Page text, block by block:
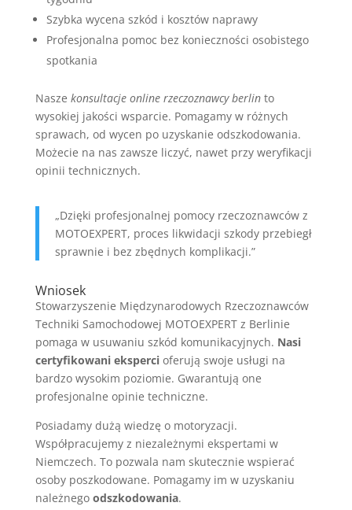
Szybka wycena szkód i kosztów naprawy
Profesjonalna pomoc bez konieczności osobistego
spotkania
Nasze konsultacje online rzeczoznawcy berlinto
wysokiej jakości wsparcie. Pomagamy w różnych
sprawach, od wycen po uzyskanie odszkodowania.
Możecie na nas zawsze liczyć, nawet przy weryfikacji
opinii technicznych.
„Dzięki profesjonalnej pomocy rzeczoznawców z
MOTOEXPERT, proces likwidacji szkody przebiegł
sprawnie i bez zbędnych komplikacji.”
Wniosek
Stowarzyszenie Międzynarodowych Rzeczoznawców
Techniki Samochodowej MOTOEXPERT z Berlinie
pomaga w usuwaniu szkód komunikacyjnych. Nasi
certyfikowani ekspercioferują swoje usługi na
bardzo wysokim poziomie. Gwarantują one
profesjonalne opinie techniczne.
Posiadamy dużą wiedzę o motoryzacji.
Współpracujemy z niezależnymi ekspertami w
Niemczech. To pozwala nam skutecznie wspierać
osoby poszkodowane. Pomagamy im w uzyskaniu
należnego odszkodowania.